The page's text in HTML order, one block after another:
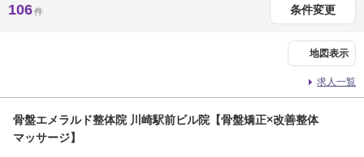
106件 条件変更
地図表示
求人一覧
骨盤エメラルド整体院 川崎駅前ビル院【骨盤矯正×改善整体
マッサージ】